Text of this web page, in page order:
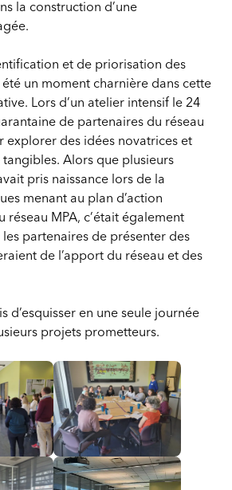
la construction d’une
et de priorisation des
un moment charnière dans cette
Lors d’un atelier intensif le 24
de partenaires du réseau
explorer des idées novatrices et
Alors que plusieurs
pris naissance lors de la
menant au plan d’action
MPA, c’était également
partenaires de présenter des
de l’apport du réseau et des
d’esquisser en une seule journée
projets prometteurs.
Un
an
d’engagement
: